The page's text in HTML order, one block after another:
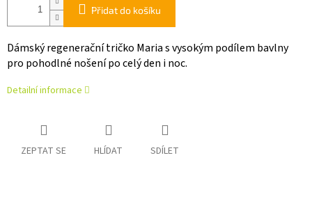
Přidat do košíku
Dámský regenerační tričko Maria s vysokým podílem bavlny
pro pohodlné nošení po celý den i noc.
Detailní informace
ZEPTAT SE HLÍDAT SDÍLET